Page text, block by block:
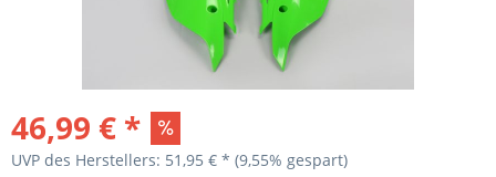
46,99 € *
UVP des Herstellers: 51,95 € * (9,55% gespart)